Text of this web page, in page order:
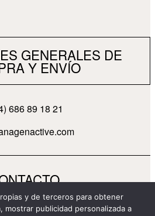
GENERALES DE
Y ENVÍO
686 89 18 21
y de terceros para obtener
mostrar publicidad personalizada a